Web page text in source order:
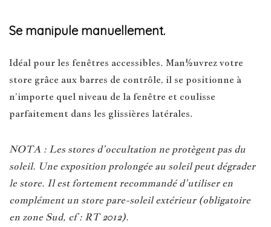
Se manipule manuellement.
Idéal pour les fenêtres accessibles. Man½uvrez votre
store grâce aux barres de contrôle, il se positionne à
n’importe quel niveau de la fenêtre et coulisse
parfaitement dans les glissières latérales.
NOTA : Les stores d’occultation ne protègent pas du
soleil. Une exposition prolongée au soleil peut dégrader
le store. Il est fortement recommandé d’utiliser en
complément un store pare-soleil extérieur (obligatoire
en zone Sud, cf : RT 2012).